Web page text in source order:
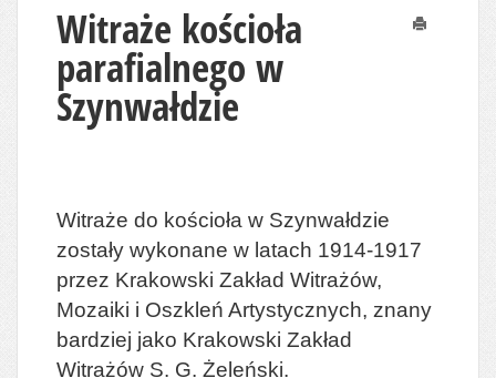
Witraże kościoła
parafialnego w
Szynwałdzie
Witraże do kościoła w Szynwałdzie
zostały wykonane w latach 1914-1917
przez Krakowski Zakład Witrażów,
Mozaiki i Oszkleń Artystycznych, znany
bardziej jako Krakowski Zakład
Witrażów S. G. Żeleński.